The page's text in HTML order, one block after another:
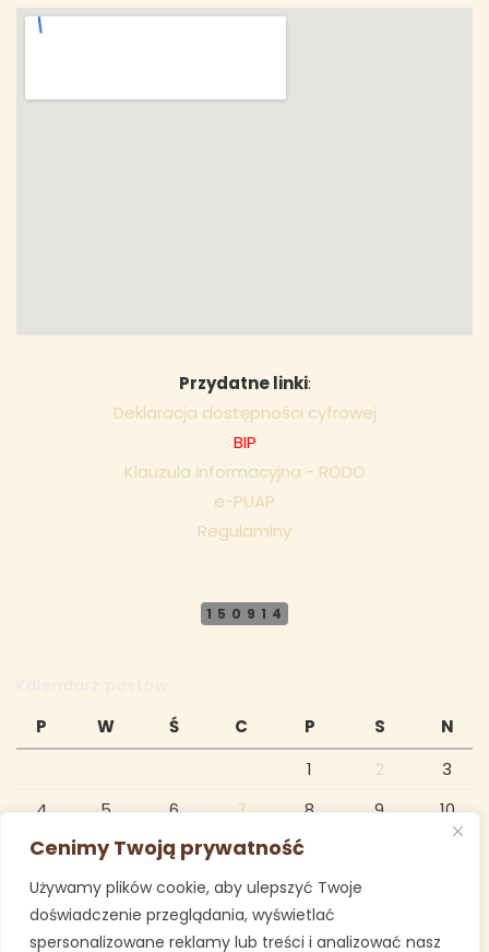
Cenimy Twoją prywatność
Używamy plików cookie, aby ulepszyć Twoje
doświadczenie przeglądania, wyświetlać
spersonalizowane reklamy lub treści i analizować nasz
Przydatne linki:
Deklaracja dostępności cyfrowej
BIP
Klauzula informacyjna - RODO
e-PUAP
Regulaminy
150914
P W Ś C P S
N
1
2
3
4
5 6 7 8 9
10
11
12 13 14 15
18
19 20 21 22
26 27 28 29